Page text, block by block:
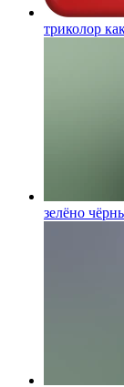
триколор
зелёно